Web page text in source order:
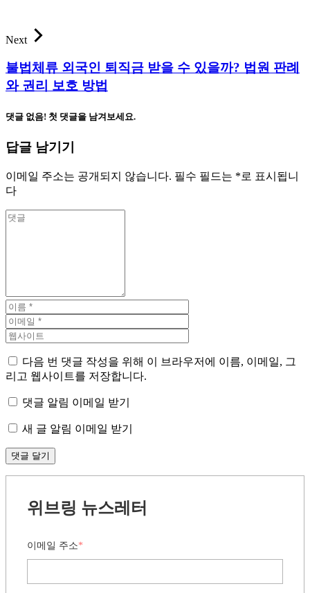
Next
불법체류 외국인 퇴직금 받을 수 있을까? 법원 판례
와 권리 보호 방법
댓글 없음! 첫 댓글을 남겨보세요.
답글 남기기
이메일 주소는 공개되지 않습니다. 필수 필드는 *로 표시됩니
다
다음 번 댓글 작성을 위해 이 브라우저에 이름, 이메일, 그
리고 웹사이트를 저장합니다.
댓글 알림 이메일 받기
새 글 알림 이메일 받기
위브링 뉴스레터
이메일 주소*